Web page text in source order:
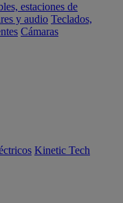
estaciones de
y audio Teclados,
Cámaras
Kinetic Tech